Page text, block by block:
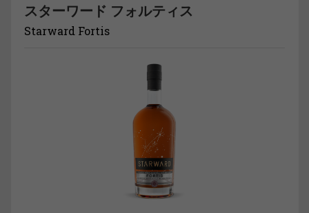
スターワード フォルティス
Starward Fortis